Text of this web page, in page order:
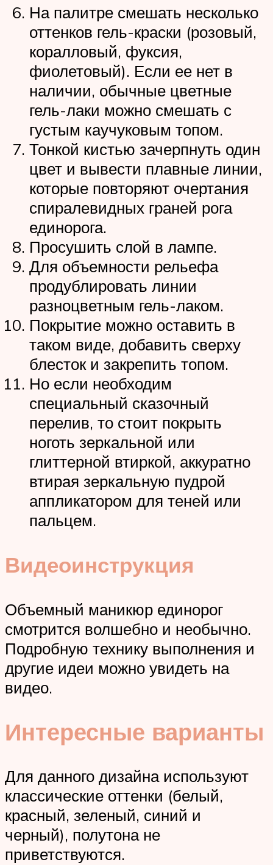
На палитре смешать несколько
оттенков гель-краски (розовый,
коралловый, фуксия,
фиолетовый). Если ее нет в
наличии, обычные цветные
гель-лаки можно смешать с
густым каучуковым топом.
Тонкой кистью зачерпнуть один
цвет и вывести плавные линии,
которые повторяют очертания
спиралевидных граней рога
единорога.
Просушить слой в лампе.
Для объемности рельефа
продублировать линии
разноцветным гель-лаком.
Покрытие можно оставить в
таком виде, добавить сверху
блесток и закрепить топом.
Но если необходим
специальный сказочный
перелив, то стоит покрыть
ноготь зеркальной или
глиттерной втиркой, аккуратно
втирая зеркальную пудрой
аппликатором для теней или
пальцем.
Видеоинструкция
Объемный маникюр единорог
смотрится волшебно и необычно.
Подробную технику выполнения и
другие идеи можно увидеть на
видео.
Интересные варианты
Для данного дизайна используют
классические оттенки (белый,
красный, зеленый, синий и
черный), полутона не
приветствуются.